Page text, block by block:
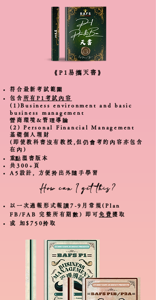
⟪P1易攜天書⟫
符合最新考試範圍
包含 所有P1考試內容
(1)Business environment and basic
business management
營商環境&管理導論
(2) Personal Financial Management
基礎個人理財
(即使教科書沒有教授,但仍會考的內容亦包含
在內)
​重點溫書版本
共300+頁
A5設計, 方便拎出外隨手學習
How can I get this?
以一次過報形式報讀7-9月常規(Plan
FB/FAB 完整所有期數) 即可 免費獲取
​或 加$750拎取